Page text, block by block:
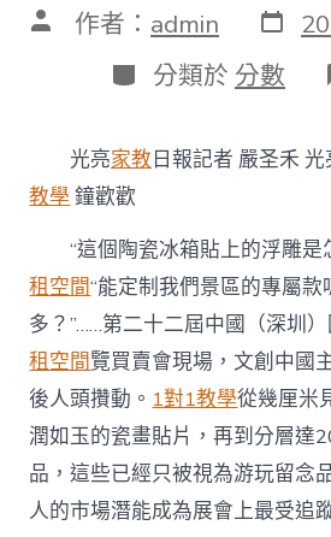
文 作者： admin 發
表
日
期
分
類
分類於 分數
光亮家教日報記者 嚴圣禾
教學 鐘歡歡
“這個陶瓷冰箱貼上的浮雕是
租空間“能定制我們景區的專屬款
多？”……第二十二屆中國（深圳
租空間覽買賣會現場，文創中國
後人頭攢動。 1對1教學從幾厘米
潤如玉的瓷畫貼片，再到分層達
品，這些已經只被視為游玩留念
人的市場潛能成為展會上最受追